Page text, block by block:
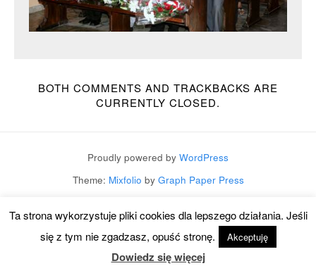
BOTH COMMENTS AND TRACKBACKS ARE
CURRENTLY CLOSED.
Proudly powered by WordPress
Theme: Mixfolio by Graph Paper Press
Ta strona wykorzystuje pliki cookies dla lepszego działania. Jeśli
się z tym nie zgadzasz, opuść stronę.
Akceptuję
Dowiedz się więcej